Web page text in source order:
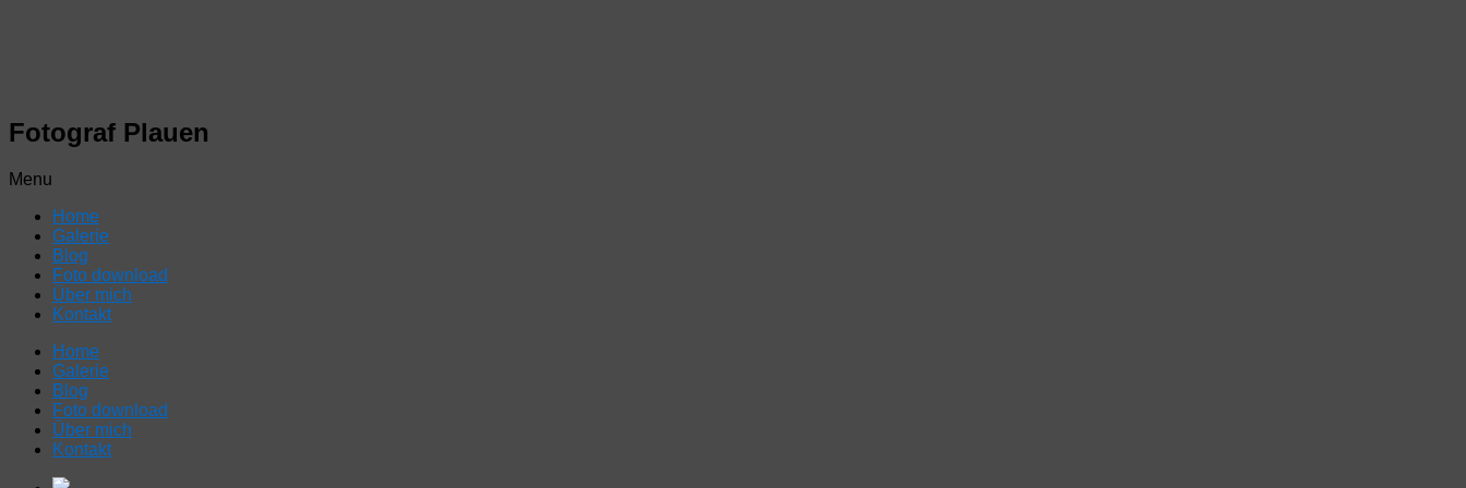
Fotograf Plauen
Menu
Home
Galerie
Blog
Foto download
Über mich
Kontakt
Home
Galerie
Blog
Foto download
Über mich
Kontakt